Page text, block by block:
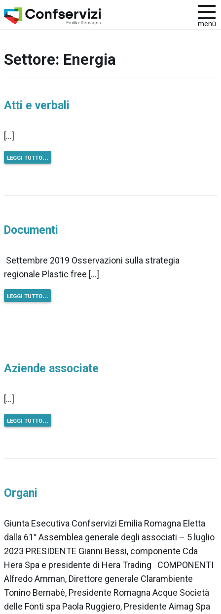
menù
Settore: Energia
Atti e verbali
[…]
leggi tutto…
Documenti
Settembre 2019 Osservazioni sulla strategia
regionale Plastic free […]
leggi tutto…
Aziende associate
[…]
leggi tutto…
Organi
Giunta Esecutiva Confservizi Emilia Romagna Eletta
dalla 61° Assemblea generale degli associati – 5 luglio
2023 PRESIDENTE Gianni Bessi, componente Cda
Hera Spa e presidente di Hera Trading COMPONENTI
Alfredo Amman, Direttore generale Clarambiente
Tonino Bernabè, Presidente Romagna Acque Società
delle Fonti spa Paola Ruggiero, Presidente Aimag Spa